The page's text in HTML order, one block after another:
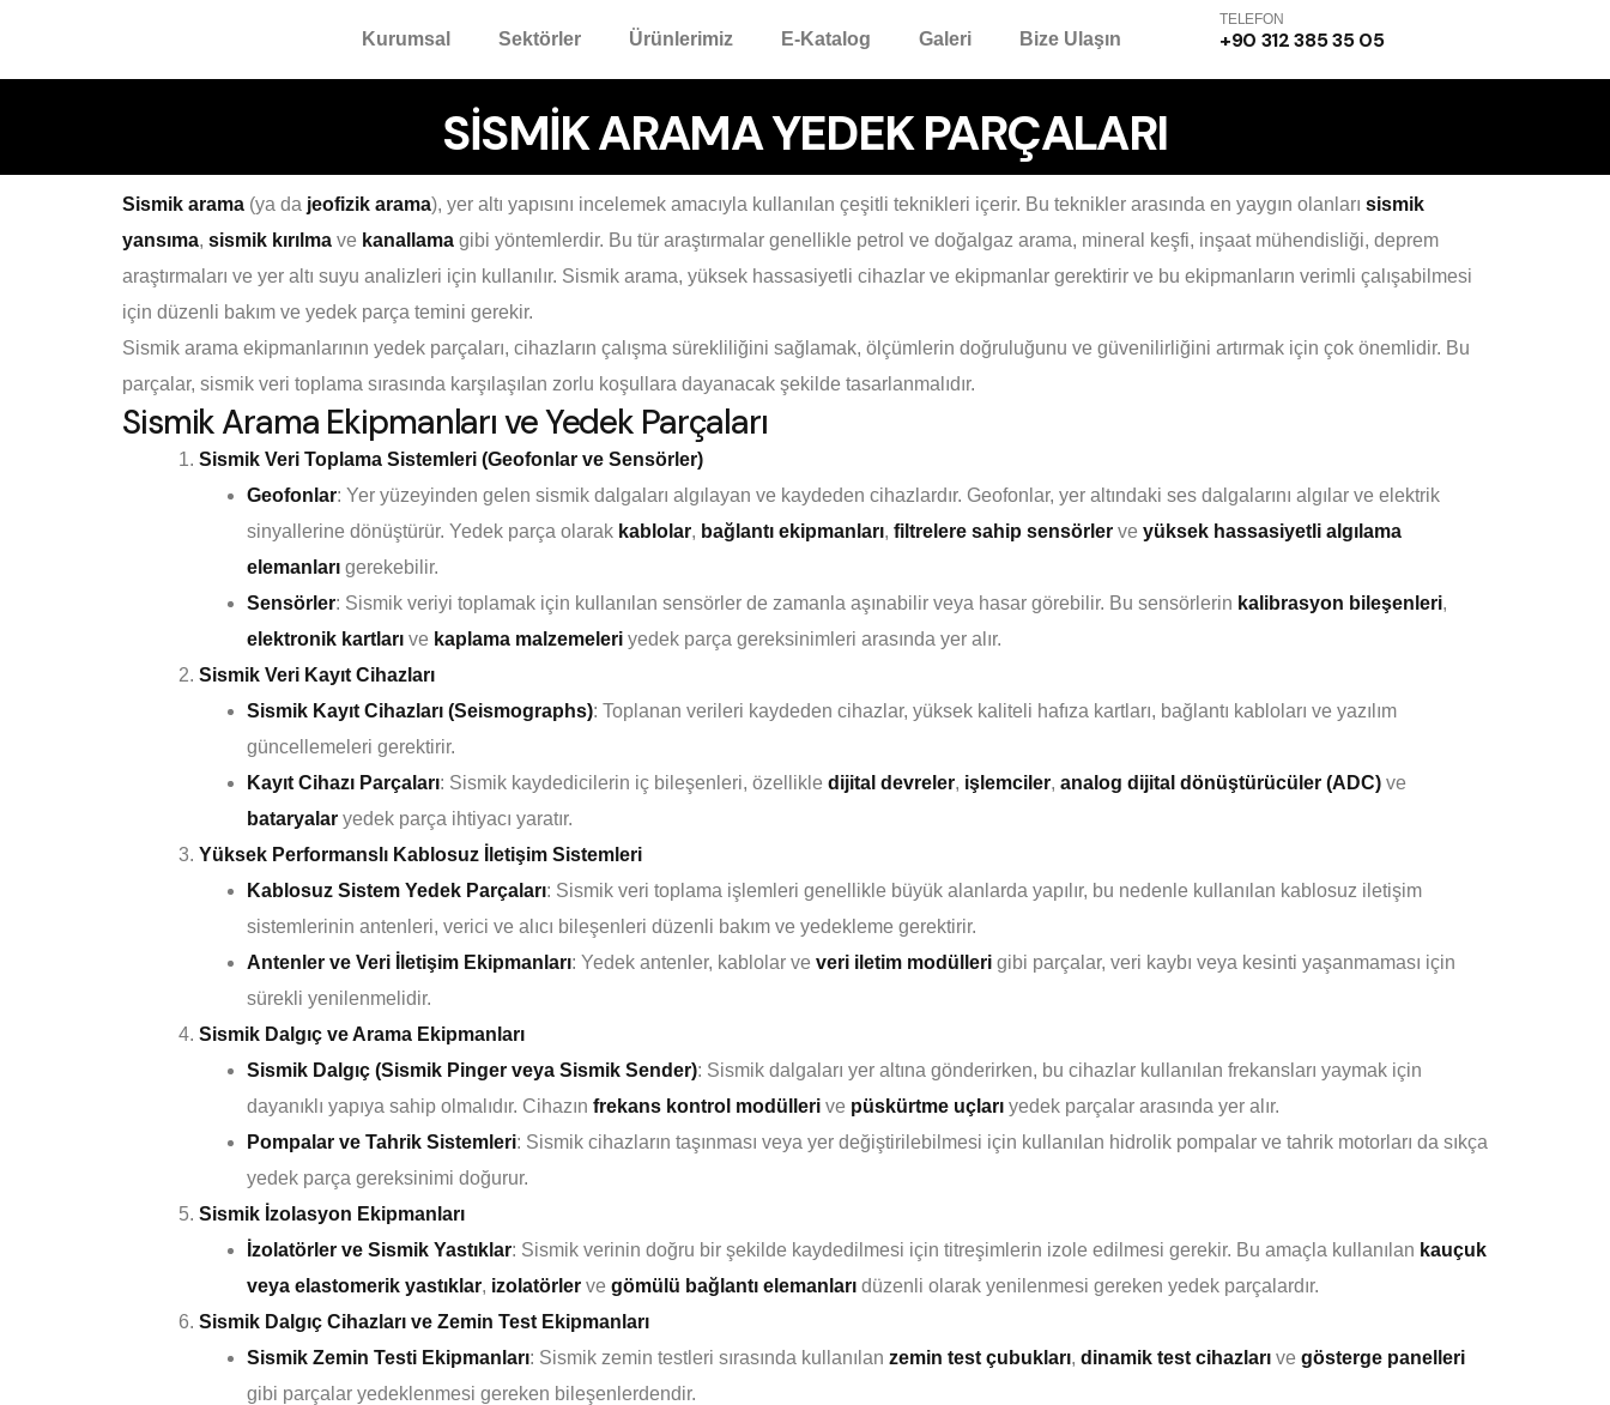
Kurumsal Sektörler Ürünlerimiz E-Katalog Galeri Bize Ulaşın
TELEFON
+90 312 385 35 05
SİSMİK ARAMA YEDEK PARÇALARI
Sismik arama (ya da jeofizik arama), yer altı yapısını incelemek amacıyla kullanılan çeşitli teknikleri içerir. Bu teknikler arasında en yaygın olanları sismik
yansıma, sismik kırılma ve kanallama gibi yöntemlerdir. Bu tür araştırmalar genellikle petrol ve doğalgaz arama, mineral keşfi, inşaat mühendisliği, deprem
araştırmaları ve yer altı suyu analizleri için kullanılır. Sismik arama, yüksek hassasiyetli cihazlar ve ekipmanlar gerektirir ve bu ekipmanların verimli çalışabilmesi
için düzenli bakım ve yedek parça temini gerekir.
Sismik arama ekipmanlarının yedek parçaları, cihazların çalışma sürekliliğini sağlamak, ölçümlerin doğruluğunu ve güvenilirliğini artırmak için çok önemlidir. Bu
parçalar, sismik veri toplama sırasında karşılaşılan zorlu koşullara dayanacak şekilde tasarlanmalıdır.
Sismik Arama Ekipmanları ve Yedek Parçaları
Sismik Veri Toplama Sistemleri (Geofonlar ve Sensörler)
Geofonlar: Yer yüzeyinden gelen sismik dalgaları algılayan ve kaydeden cihazlardır. Geofonlar, yer altındaki ses dalgalarını algılar ve elektrik
sinyallerine dönüştürür. Yedek parça olarak kablolar, bağlantı ekipmanları, filtrelere sahip sensörler ve yüksek hassasiyetli algılama
elemanları gerekebilir.
Sensörler: Sismik veriyi toplamak için kullanılan sensörler de zamanla aşınabilir veya hasar görebilir. Bu sensörlerin kalibrasyon bileşenleri,
elektronik kartları ve kaplama malzemeleri yedek parça gereksinimleri arasında yer alır.
Sismik Veri Kayıt Cihazları
Sismik Kayıt Cihazları (Seismographs): Toplanan verileri kaydeden cihazlar, yüksek kaliteli hafıza kartları, bağlantı kabloları ve yazılım
güncellemeleri gerektirir.
Kayıt Cihazı Parçaları: Sismik kaydedicilerin iç bileşenleri, özellikle dijital devreler, işlemciler, analog dijital dönüştürücüler (ADC) ve
bataryalar yedek parça ihtiyacı yaratır.
Yüksek Performanslı Kablosuz İletişim Sistemleri
Kablosuz Sistem Yedek Parçaları: Sismik veri toplama işlemleri genellikle büyük alanlarda yapılır, bu nedenle kullanılan kablosuz iletişim
sistemlerinin antenleri, verici ve alıcı bileşenleri düzenli bakım ve yedekleme gerektirir.
Antenler ve Veri İletişim Ekipmanları: Yedek antenler, kablolar ve veri iletim modülleri gibi parçalar, veri kaybı veya kesinti yaşanmaması için
sürekli yenilenmelidir.
Sismik Dalgıç ve Arama Ekipmanları
Sismik Dalgıç (Sismik Pinger veya Sismik Sender): Sismik dalgaları yer altına gönderirken, bu cihazlar kullanılan frekansları yaymak için
dayanıklı yapıya sahip olmalıdır. Cihazın frekans kontrol modülleri ve püskürtme uçları yedek parçalar arasında yer alır.
Pompalar ve Tahrik Sistemleri: Sismik cihazların taşınması veya yer değiştirilebilmesi için kullanılan hidrolik pompalar ve tahrik motorları da sıkça
yedek parça gereksinimi doğurur.
Sismik İzolasyon Ekipmanları
İzolatörler ve Sismik Yastıklar: Sismik verinin doğru bir şekilde kaydedilmesi için titreşimlerin izole edilmesi gerekir. Bu amaçla kullanılan kauçuk
veya elastomerik yastıklar, izolatörler ve gömülü bağlantı elemanları düzenli olarak yenilenmesi gereken yedek parçalardır.
Sismik Dalgıç Cihazları ve Zemin Test Ekipmanları
Sismik Zemin Testi Ekipmanları: Sismik zemin testleri sırasında kullanılan zemin test çubukları, dinamik test cihazları ve gösterge panelleri
gibi parçalar yedeklenmesi gereken bileşenlerdendir.